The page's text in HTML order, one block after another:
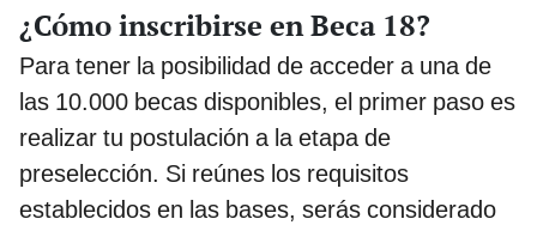
¿Cómo inscribirse en Beca 18?
Para tener la posibilidad de acceder a una de
las 10.000 becas disponibles, el primer paso es
realizar tu postulación a la etapa de
preselección. Si reúnes los requisitos
establecidos en las bases, serás considerado